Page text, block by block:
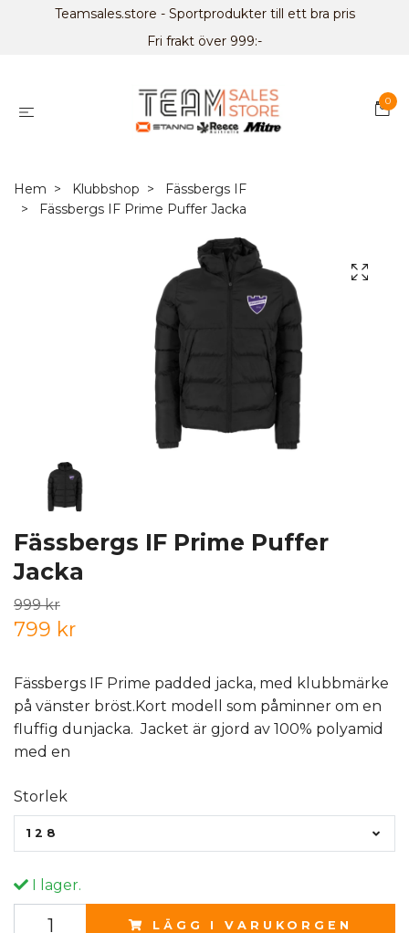
Teamsales.store - Sportprodukter till ett bra pris
Fri frakt över 999:-
0
Hem Klubbshop
Fässbergs IF
Fässbergs IF Prime Puffer Jacka
Fässbergs IF Prime Puffer
Jacka
999 kr
799 kr
Fässbergs IF Prime padded jacka, med klubbmärke
på vänster bröst.Kort modell som påminner om en
fluffig dunjacka. Jacket är gjord av 100% polyamid
med en
Storlek
128
I lager.
LÄGG I VARUKORGEN